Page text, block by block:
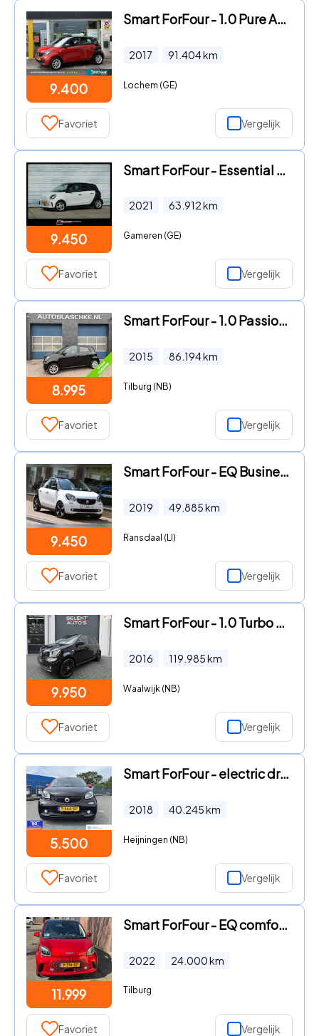
9.400
Smart ForFour - 1.0 Pure Automaat | NAP | Cruise Control | Climate Control |
2017 91.404km
Lochem (GE)
Favoriet Vergelijk
9.450
Smart ForFour - Essential Sport Automaat 18 kWh Airco Leer
2021 63.912km
Gameren (GE)
Favoriet Vergelijk
8.995
Smart ForFour - 1.0 Passion, navi, cruise/climate control
2015 86.194km
Tilburg (NB)
Favoriet Vergelijk
9.450
Smart ForFour - EQ Business Solution 18 kWh Leer Airco
2019 49.885km
Ransdaal (LI)
Favoriet Vergelijk
9.950
Smart ForFour - 1.0 Turbo Prime NAP Automaat Pano/Leder/LED/Camera/Climate/S
2016 119.985km
Waalwijk (NB)
Favoriet Vergelijk
5.500
Smart ForFour - electric drive passion auto accu laadt niet
2018 40.245km
Heijningen (NB)
Favoriet Vergelijk
11.999
Smart ForFour - EQ comfort PLUS Comfort + MET EXTRA/S
2022 24.000km
Tilburg
Favoriet Vergelijk